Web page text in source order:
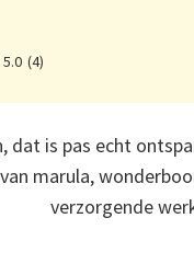
5.0 (4)
dat is pas echt
marula,
verzorgende